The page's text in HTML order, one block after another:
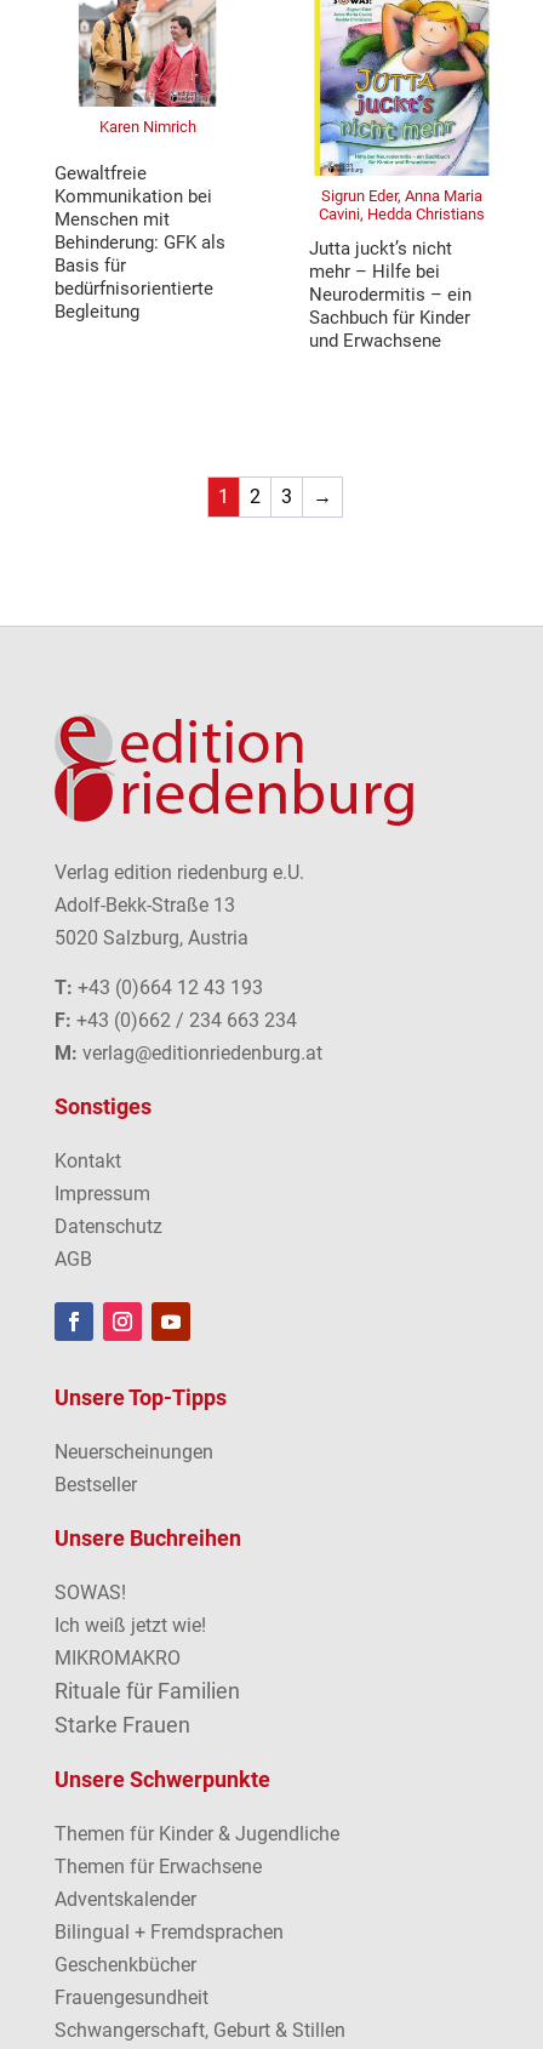
Karen Nimrich
Gewaltfreie
Kommunikation bei
Menschen mit
Behinderung: GFK als
Basis für
bedürfnisorientierte
Begleitung
Sigrun Eder, Anna Maria
Cavini, Hedda Christians
Jutta juckt’s nicht
mehr – Hilfe bei
Neurodermitis – ein
Sachbuch für Kinder
und Erwachsene
1 2 3 →
Verlag edition riedenburg e.U.
Adolf-Bekk-Straße 13
5020 Salzburg, Austria
T: +43 (0)664 12 43 193
F: +43 (0)662 / 234 663 234
M: verlag@editionriedenburg.at
Sonstiges
Kontakt
Impressum
Datenschutz
AGB
Unsere Top-Tipps
Neuerscheinungen
Bestseller
Unsere Buchreihen
SOWAS!
Ich weiß jetzt wie!
MIKROMAKRO
Rituale für Familien
Starke Frauen
Unsere Schwerpunkte
Themen für Kinder & Jugendliche
Themen für Erwachsene
Adventskalender
Bilingual + Fremdsprachen
Geschenkbücher
Frauengesundheit
Schwangerschaft, Geburt & Stillen